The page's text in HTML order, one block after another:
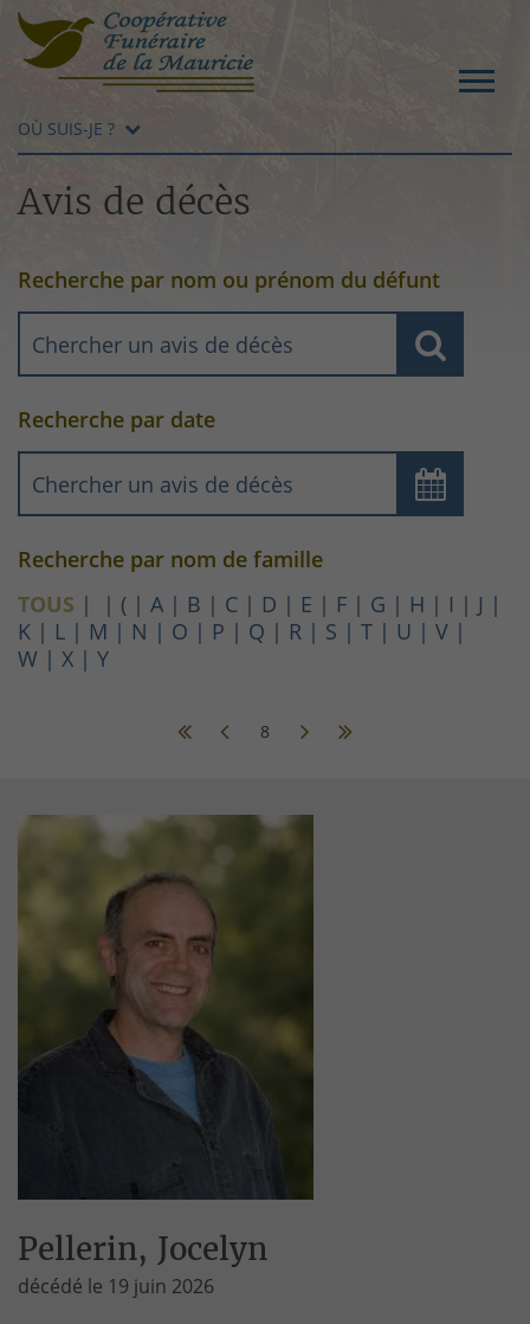
OÙ SUIS-JE ?
Avis de décès
Recherche par nom ou prénom du défunt
Recherche par date
Recherche par nom de famille
TOUS
( A B C D E F G H I
J
K
L M N O P Q R S T U
V
W
X Y
8
Pellerin, Jocelyn
décédé le 19 juin 2026